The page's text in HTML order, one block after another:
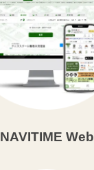
NAVITIME Web